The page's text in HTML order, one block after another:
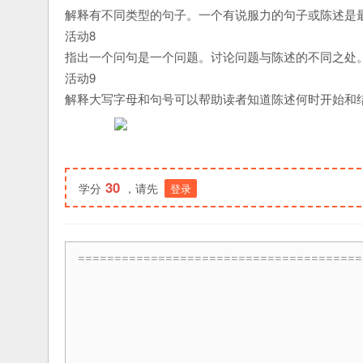
解释有不同类型的句子。一个有说服力的句子或陈述是
活动8
指出一个问句是一个问题。讨论问题与陈述的不同之处。
活动9
解释大写字母和句号可以帮助读者知道陈述何时开始和
学分 30 ，请先 登录